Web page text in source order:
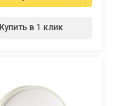
Купить в 1 клик